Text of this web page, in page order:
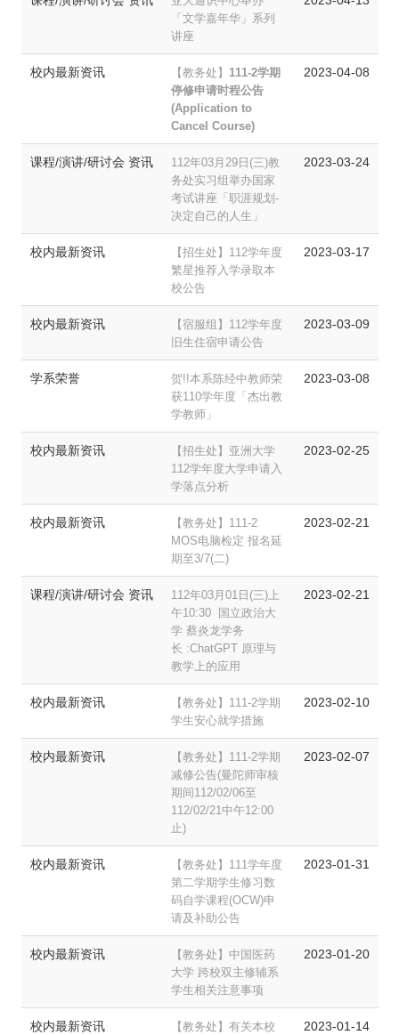
「文学嘉年华」系列
讲座
校内最新资讯 【教务处】 111-2学期
停修申请时程公告
(Application to
Cancel Course)
2023-04-08
课程/演讲/研讨会 资讯
112年03月29日(三)教
务处实习组举办国家
考试讲座「职涯规划-
决定自己的人生」
2023-03-24
校内最新资讯
【招生处】112学年度
繁星推荐入学录取本
校公告
2023-03-17
校内最新资讯
【宿服组】112学年度
旧生住宿申请公告
2023-03-09
学系荣誉
贺!!本系陈经中教师荣
获110学年度「杰出教
学教师」
2023-03-08
校内最新资讯
【招生处】亚洲大学
112学年度大学申请入
学落点分析
2023-02-25
校内最新资讯
【教务处】111-2
MOS电脑检定 报名延
期至3/7(二)
2023-02-21
课程/演讲/研讨会 资讯
112年03月01日(三)上
午10:30 国立政治大
学 蔡炎龙学务
长 :ChatGPT 原理与
教学上的应用
2023-02-21
校内最新资讯
【教务处】111-2学期
学生安心就学措施
2023-02-10
校内最新资讯
【教务处】111-2学期
减修公告(曼陀师审核
期间112/02/06至
112/02/21中午12:00
止)
2023-02-07
校内最新资讯
【教务处】111学年度
第二学期学生修习数
码自学课程(OCW)申
请及补助公告
2023-01-31
校内最新资讯
【教务处】中国医药
大学 跨校双主修辅系
学生相关注意事项
2023-01-20
校内最新资讯
【教务处】有关本校
2023-01-14